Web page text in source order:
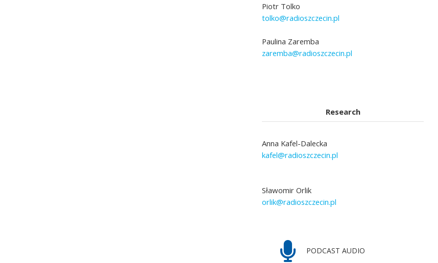
Piotr Tolko
tolko@radioszczecin.pl
Paulina Zaremba
zaremba@radioszczecin.pl
Research
Anna Kafel-Dalecka
kafel@radioszczecin.pl
Sławomir Orlik
orlik@radioszczecin.pl
PODCAST AUDIO